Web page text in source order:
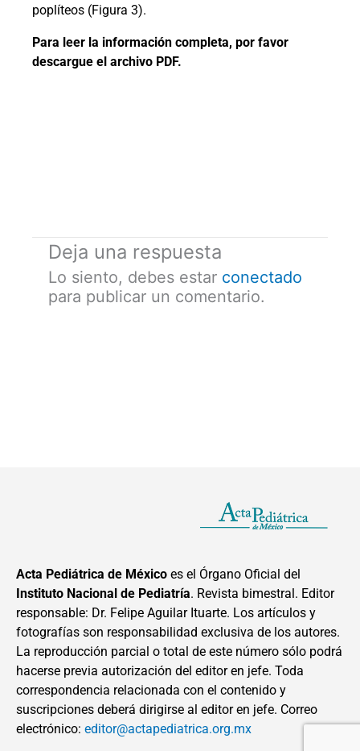
poplíteos (Figura 3).
Para leer la información completa, por favor
descargue el archivo PDF.
Deja una respuesta
Lo siento, debes estar conectado
para publicar un comentario.
Acta Pediátrica de México es el Órgano Oficial del
Instituto Nacional de Pediatría. Revista bimestral. Editor
responsable: Dr. Felipe Aguilar Ituarte. Los artículos y
fotografías son responsabilidad exclusiva de los autores.
La reproducción parcial o total de este número sólo podrá
hacerse previa autorización del editor en jefe. Toda
correspondencia relacionada con el contenido y
suscripciones deberá dirigirse al editor en jefe. Correo
electrónico: editor@actapediatrica.org.mx